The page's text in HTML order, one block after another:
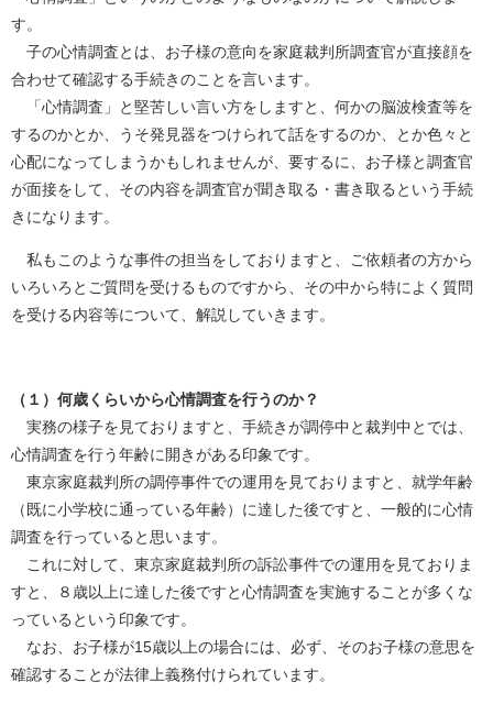
す。
子の心情調査とは、お子様の意向を家庭裁判所調査官が直接顔を
合わせて確認する手続きのことを言います。
「心情調査」と堅苦しい言い方をしますと、何かの脳波検査等を
するのかとか、うそ発見器をつけられて話をするのか、とか色々と
心配になってしまうかもしれませんが、要するに、お子様と調査官
が面接をして、その内容を調査官が聞き取る・書き取るという手続
きになります。
私もこのような事件の担当をしておりますと、ご依頼者の方から
いろいろとご質問を受けるものですから、その中から特によく質問
を受ける内容等について、解説していきます。
（１）何歳くらいから心情調査を行うのか？
実務の様子を見ておりますと、手続きが調停中と裁判中とでは、
心情調査を行う年齢に開きがある印象です。
東京家庭裁判所の調停事件での運用を見ておりますと、就学年齢
（既に小学校に通っている年齢）に達した後ですと、一般的に心情
調査を行っていると思います。
これに対して、東京家庭裁判所の訴訟事件での運用を見ておりま
すと、８歳以上に達した後ですと心情調査を実施することが多くな
っているという印象です。
なお、お子様が15歳以上の場合には、必ず、そのお子様の意思を
確認することが法律上義務付けられています。